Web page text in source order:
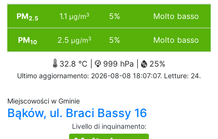
PM2.5 1.1 µg/m3 5% Molto basso
PM10 2.5 µg/m3 5% Molto basso
32.8 °C | 999 hPa | 25%
Ultimo aggiornamento: 2026-08-08 18:07:07. Letture: 24.
Miejscowości w Gminie
Bąków, ul. Braci Bassy 16
Livello di inquinamento: